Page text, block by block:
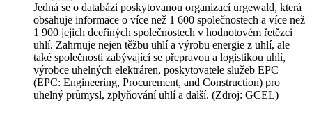
Jedná se o databázi poskytovanou organizací urgewald, která
obsahuje informace o více než 1 600 společnostech a více než
1 900 jejich dceřiných společnostech v hodnotovém řetězci
uhlí. Zahrnuje nejen těžbu uhlí a výrobu energie z uhlí, ale
také společnosti zabývající se přepravou a logistikou uhlí,
výrobce uhelných elektráren, poskytovatele služeb EPC
(EPC: Engineering, Procurement, and Construction) pro
uhelný průmysl, zplyňování uhlí a další. (Zdroj: GCEL)